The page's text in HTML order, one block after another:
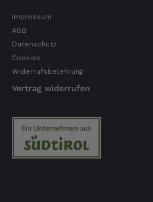
Impressum
AGB
Datenschutz
Cookies
Widerrufsbelehrung
Vertrag widerrufen